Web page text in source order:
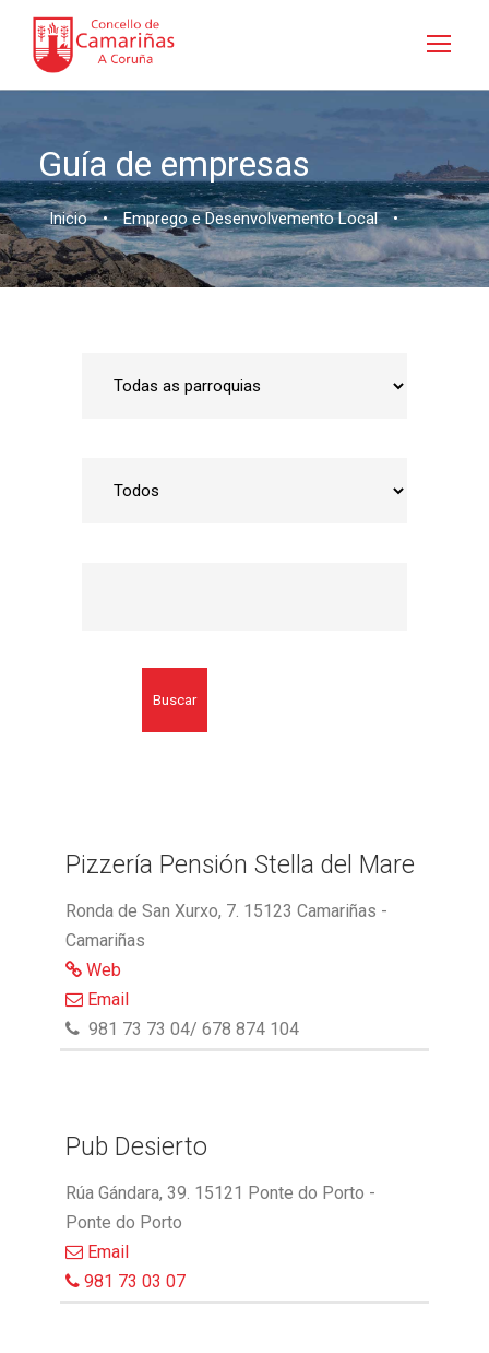
Guía de empresas
Inicio • Emprego e Desenvolvemento Local •
Buscar
Pizzería Pensión Stella del Mare
Ronda de San Xurxo, 7. 15123 Camariñas -
Camariñas
Web
Email
981 73 73 04/ 678 874 104
Pub Desierto
Rúa Gándara, 39. 15121 Ponte do Porto -
Ponte do Porto
Email
981 73 03 07